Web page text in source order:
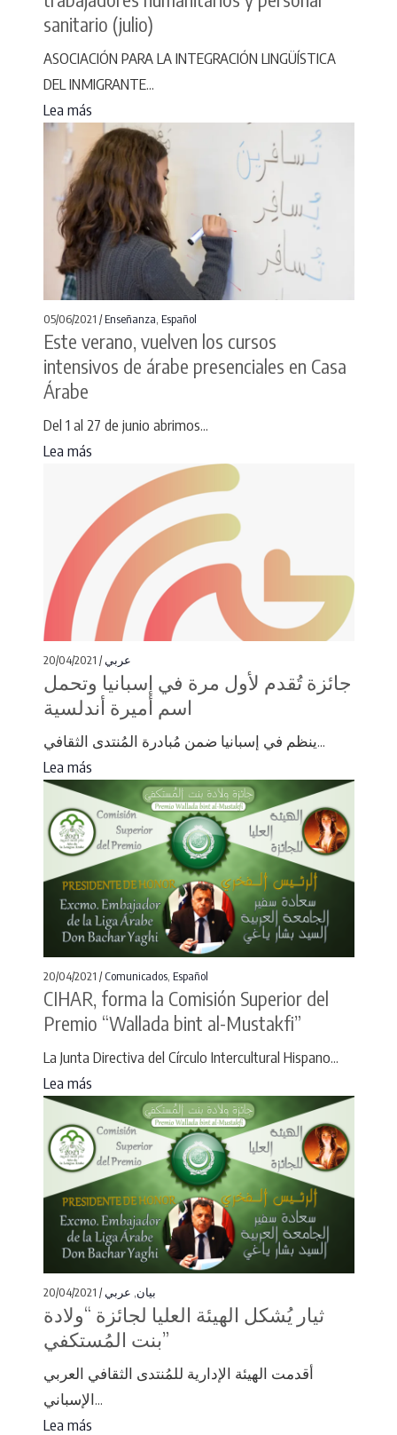
sanitario (julio)
ASOCIACIÓN PARA LA INTEGRACIÓN LINGÜÍSTICA
DEL INMIGRANTE...
Lea más
05/06/2021 /Enseñanza Español
Este verano, vuelven los cursos
intensivos de árabe presenciales en Casa
Árabe
Del 1 al 27 de junio abrimos...
Lea más
20/04/2021 /عربي
جائزة تُقدم لأول مرة في إسبانيا وتحمل
اسم أميرة أندلسية
ينظم في إسبانيا ضمن مُبادرة المُنتدى الثقافي...
Lea más
20/04/2021 /Comunicados, Español
CIHAR, forma la Comisión Superior del
Premio “Wallada bint al-Mustakfi”
La Junta Directiva del Círculo Intercultural Hispano...
Lea más
20/04/2021 / بيان عربي
ثيار يُشكل الهيئة العليا لجائزة “ولادة
بنت المُستكفي”
أقدمت الهيئة الإدارية للمُنتدى الثقافي العربي
الإسباني...
Lea más